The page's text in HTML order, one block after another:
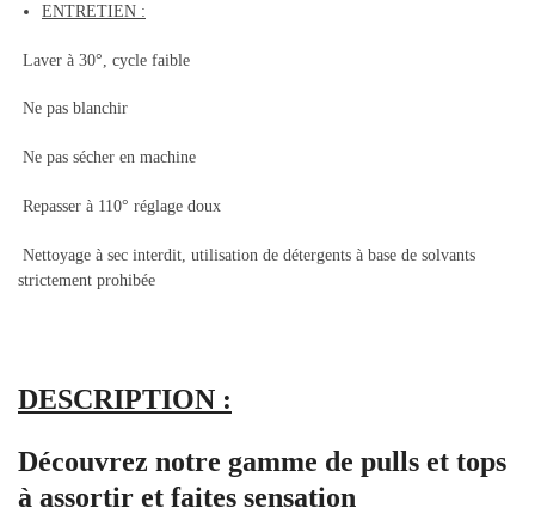
ENTRETIEN :
Laver à 30°, cycle faible
Ne pas blanchir
Ne pas sécher en machine
Repasser à 110° réglage doux
Nettoyage à sec interdit, utilisation de détergents à base de solvants
strictement prohibée
DESCRIPTION :
Découvrez notre gamme de pulls et tops
à assortir et faites sensation